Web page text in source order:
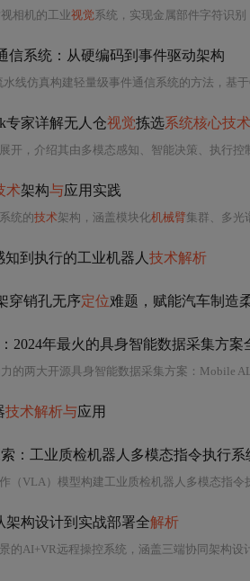
相机的工业视觉系统，实现金属部件字符识别
信系统：从硬编码到事件驱动架构
水线仿真构建轻量级事件通信系统的方法，基
专家详解无人仓视觉拣选系统核心技术
，介绍其由多模态感知、智能决策、执行控制和数字孪生四
术架构与应用实践
统的技术架构，涵盖模块化机械臂集群、多光
到执行的工业机器人 技术解析
穿销孔无序定位难题，赋能汽车制造
2024年最火的具身智能数据采集方案
的两大开源具身智能数据采集方案：Mobile
技术解析与应用
：工业质检机器人多模态指令执行系
）模型构建工业质检机器人多模态指令执行系统的实践路径。重点涵盖系统
构设计到实战部署全解析
程操控系统，涵盖三端协同架构设计、低延迟网络通信（UDP/TCP混合传输）、